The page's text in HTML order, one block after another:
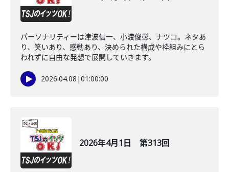
パーソナリティーは津波信一、小渡俊彰、ナツコ。ネタあ
り、笑いあり、感動あり、決められた構成や枠組みにとら
われずに自由な発想で展開していきます。
2026.04.08 |01:00:00
2026年4月1日 第313回